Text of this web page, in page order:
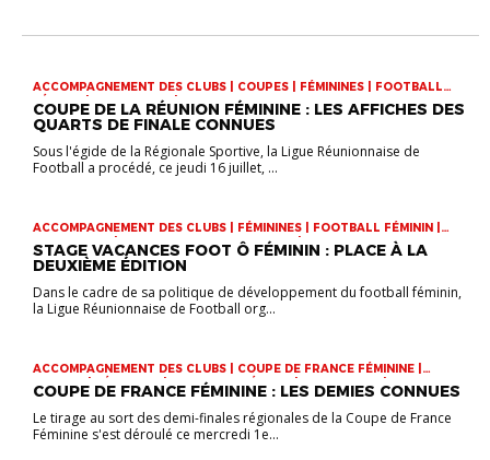
ACCOMPAGNEMENT DES CLUBS | COUPES | FÉMININES | FOOTBALL
FÉMININ | INFOS-LIGUE | VIE DES CLUBS
COUPE DE LA RÉUNION FÉMININE : LES AFFICHES DES
QUARTS DE FINALE CONNUES
Sous l'égide de la Régionale Sportive, la Ligue Réunionnaise de
Football a procédé, ce jeudi 16 juillet, ...
ACCOMPAGNEMENT DES CLUBS | FÉMININES | FOOTBALL FÉMININ |
INFOS-LIGUE | INSCRIPTIONS FORMATIONS | VIE DES CLUBS
STAGE VACANCES FOOT Ô FÉMININ : PLACE À LA
DEUXIÈME ÉDITION
Dans le cadre de sa politique de développement du football féminin,
la Ligue Réunionnaise de Football org...
ACCOMPAGNEMENT DES CLUBS | COUPE DE FRANCE FÉMININE |
COUPES | FÉMININES | FOOTBALL FÉMININ | INFOS-LIGUE | VIE DES
CLUBS
COUPE DE FRANCE FÉMININE : LES DEMIES CONNUES
Le tirage au sort des demi-finales régionales de la Coupe de France
Féminine s'est déroulé ce mercredi 1e...